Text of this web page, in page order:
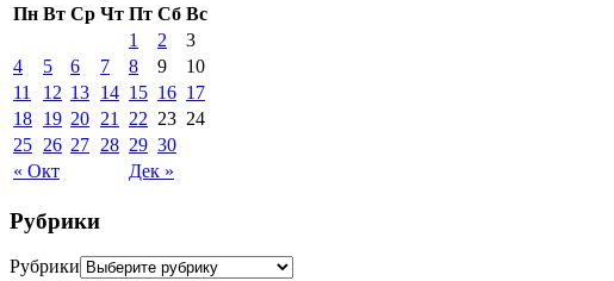
Пн Вт Ср Чт Пт Сб Вс
« Окт Дек »
1 2
3
4
5 6 7 8 9
10
11
12 13 14 15 16 17
18 19 20 21 22 23 24
25 26 27 28 29 30
Рубрики
Рубрики